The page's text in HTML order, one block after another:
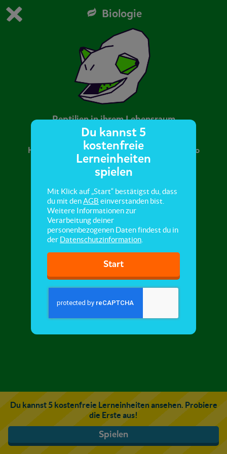
Du spielst die kostenfreie Testversion von scoyo.
Jetzt bestellen
0
Biologie
Reptilien in ihrem Lebensraum
Hier lernst du, woher Reptilien kommen und wo
und wie sie leben.
Du kannst 5 kostenfreie Lerneinheiten ansehen. Probiere
die Erste aus!
Spielen
Du kannst 5
kostenfreie
Lerneinheiten
spielen
Mit Klick auf „Start“ bestätigst du, dass
du mit denAGB einverstanden bist.
Weitere Informationen zur
Verarbeitung deiner
personenbezogenen Daten findest du in
der Datenschutzinformation
Start